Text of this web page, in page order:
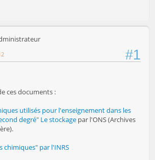
#1
ces documents :
utilisés pour l'enseignement dans les
degré" Le stockage par l'ONS (Archives
chimiques" par l'INRS